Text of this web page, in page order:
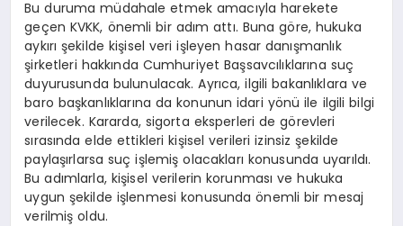
Bu duruma müdahale etmek amacıyla harekete
geçen KVKK, önemli bir adım attı. Buna göre, hukuka
aykırı şekilde kişisel veri işleyen hasar danışmanlık
şirketleri hakkında Cumhuriyet Başsavcılıklarına suç
duyurusunda bulunulacak. Ayrıca, ilgili bakanlıklara ve
baro başkanlıklarına da konunun idari yönü ile ilgili bilgi
verilecek. Kararda, sigorta eksperleri de görevleri
sırasında elde ettikleri kişisel verileri izinsiz şekilde
paylaşırlarsa suç işlemiş olacakları konusunda uyarıldı.
Bu adımlarla, kişisel verilerin korunması ve hukuka
uygun şekilde işlenmesi konusunda önemli bir mesaj
verilmiş oldu.